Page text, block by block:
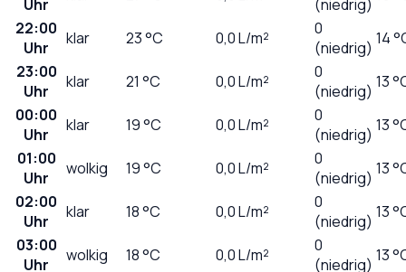
Uhr
(niedrig)
22:00
Uhr
klar 23°C 0,0L/m²
0
(niedrig) 14
23:00
Uhr
klar 21 °C 0,0L/m²
0
(niedrig) 13
00:00
Uhr
klar 19°C 0,0L/m²
0
(niedrig) 13
01:00
Uhr
wolkig 19°C 0,0L/m²
0
(niedrig) 13
02:00
Uhr
klar 18°C 0,0L/m²
0
(niedrig) 13
03:00
Uhr
wolkig 18°C 0,0L/m²
0
(niedrig) 13